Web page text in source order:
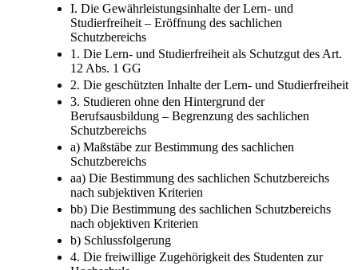
I. Die Gewährleistungsinhalte der Lern- und
Studierfreiheit – Eröffnung des sachlichen
Schutzbereichs
1. Die Lern- und Studierfreiheit als Schutzgut des Art.
12 Abs. 1 GG
2. Die geschützten Inhalte der Lern- und Studierfreiheit
3. Studieren ohne den Hintergrund der
Berufsausbildung – Begrenzung des sachlichen
Schutzbereichs
a) Maßstäbe zur Bestimmung des sachlichen
Schutzbereichs
aa) Die Bestimmung des sachlichen Schutzbereichs
nach subjektiven Kriterien
bb) Die Bestimmung des sachlichen Schutzbereichs
nach objektiven Kriterien
b) Schlussfolgerung
4. Die freiwillige Zugehörigkeit des Studenten zur